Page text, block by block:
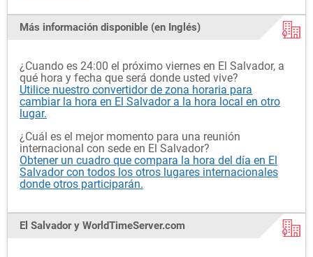
Más información disponible (en Inglés)
¿Cuando es 24:00 el próximo viernes en El Salvador, a
qué hora y fecha que será donde usted vive?
Utilice nuestro convertidor de zona horaria para
cambiar la hora en El Salvador a la hora local en otro
lugar.
¿Cuál es el mejor momento para una reunión
internacional con sede en El Salvador?
Obtener un cuadro que compara la hora del día en El
Salvador con todos los otros lugares internacionales
donde otros participarán.
El Salvador y WorldTimeServer.com